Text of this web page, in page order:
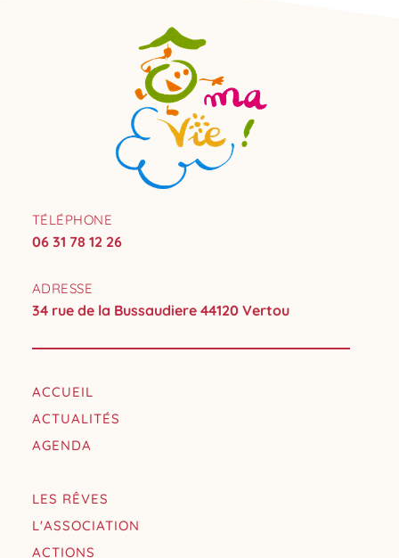
TÉLÉPHONE
06 31 78 12 26
ADRESSE
34 rue de la Bussaudiere 44120 Vertou
ACCUEIL
ACTUALITÉS
AGENDA
LES RÊVES
L'ASSOCIATION
ACTIONS